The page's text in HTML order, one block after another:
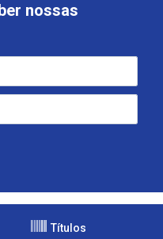
nossas
Títulos